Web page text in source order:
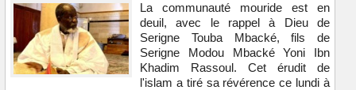
La communauté mouride est en
deuil, avec le rappel à Dieu de
Serigne Touba Mbacké, fils de
Serigne Modou Mbacké Yoni Ibn
Khadim Rassoul. Cet érudit de
l'islam a tiré sa révérence ce lundi à